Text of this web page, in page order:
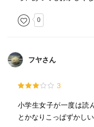
0
フヤさん
3
小学生女子が一度は読
とかなりこっぱずかし